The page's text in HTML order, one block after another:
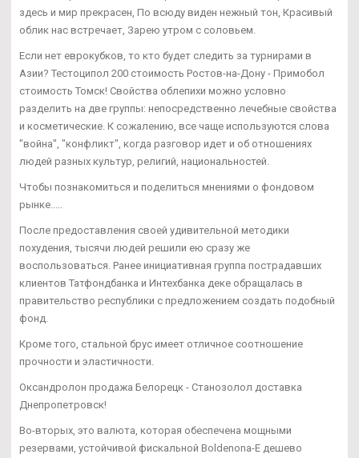
здесь и мир прекрасен, По всюду виден нежный тон, Красивый
облик нас встречает, Зарею утром с соловьем.
Если нет еврокубков, то кто будет следить за турнирами в
Азии? Тестоципол 200 стоимость Ростов-на-Дону - Примобол
стоимость Томск! Свойства облепихи можно условно
разделить на две группы: непосредственно лечебные свойства
и косметические. К сожалению, все чаще используются слова
"война", "конфликт", когда разговор идет и об отношениях
людей разных культур, религий, национальностей.
Чтобы познакомиться и поделиться мнениями о фондовом
рынке.....
После предоставления своей удивительной методики
похудения, тысячи людей решили ею сразу же
воспользоваться. Ранее инициативная группа пострадавших
клиентов Татфондбанка и Интехбанка деке обращалась в
правительство республики с предложением создать подобный
фонд.
Кроме того, стальной брус имеет отличное соотношение
прочности и эластичности.
Оксандролон продажа Белорецк - Станозолол доставка
Днепропетровск!
Во-вторых, это валюта, которая обеспечена мощными
резервами, устойчивой фискальной Boldenona-E дешево